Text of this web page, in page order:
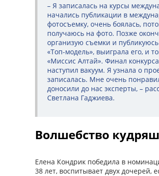
– Я записалась на курсы
начались публикации в
фотосъемку, очень боялась,
получаюсь на фото. Позже
организую съемки и
«Топ-модель», выиграла его, и
«Миссис Алтай». Финал
наступил вакуум. Я узнала о
записалась. Мне очень
доносили до нас эксперты, –
Светлана Гаджиева.
Волшебство
Елена Кондрик победила в
38 лет, воспитывает двух дочерей,